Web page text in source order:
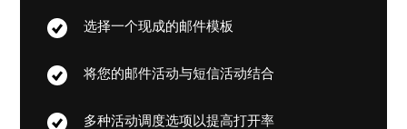
选择一个现成的邮件模板
将您的邮件活动与短信活动结合
多种活动调度选项以提高打开率